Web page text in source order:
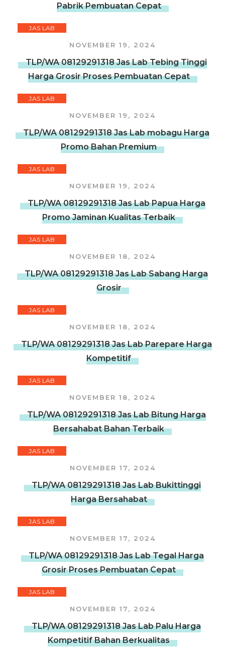
Pabrik Pembuatan Cepat
JAS LAB
NOVEMBER 19, 2024
TLP/WA 08129291318 Jas Lab Tebing Tinggi
Harga Grosir Proses Pembuatan Cepat
JAS LAB
NOVEMBER 19, 2024
TLP/WA 08129291318 Jas Lab mobagu Harga
Promo Bahan Premium
JAS LAB
NOVEMBER 19, 2024
TLP/WA 08129291318 Jas Lab Papua Harga
Promo Jaminan Kualitas Terbaik
JAS LAB
NOVEMBER 18, 2024
TLP/WA 08129291318 Jas Lab Sabang Harga
Grosir
JAS LAB
NOVEMBER 18, 2024
TLP/WA 08129291318 Jas Lab Parepare Harga
Kompetitif
JAS LAB
NOVEMBER 18, 2024
TLP/WA 08129291318 Jas Lab Bitung Harga
Bersahabat Bahan Terbaik
JAS LAB
NOVEMBER 17, 2024
TLP/WA 08129291318 Jas Lab Bukittinggi
Harga Bersahabat
JAS LAB
NOVEMBER 17, 2024
TLP/WA 08129291318 Jas Lab Tegal Harga
Grosir Proses Pembuatan Cepat
JAS LAB
NOVEMBER 17, 2024
TLP/WA 08129291318 Jas Lab Palu Harga
Kompetitif Bahan Berkualitas